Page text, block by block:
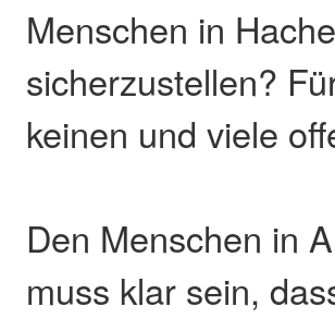
Menschen in
sicherzustellen?
keinen und viele
Den Menschen in
muss klar sein,